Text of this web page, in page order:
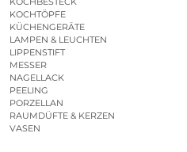
KOCHTÖPFE
KÜCHENGERÄTE
LAMPEN & LEUCHTEN
LIPPENSTIFT
MESSER
NAGELLACK
PEELING
PORZELLAN
RAUMDÜFTE & KERZEN
VASEN